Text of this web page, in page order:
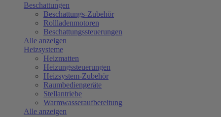
Beschattungen
Beschattungs-Zubehör
Rollladenmotoren
Beschattungssteuerungen
Alle anzeigen
Heizsysteme
Heizmatten
Heizungssteuerungen
Heizsystem-Zubehör
Raumbediengeräte
Stellantriebe
Warmwasseraufbereitung
Alle anzeigen